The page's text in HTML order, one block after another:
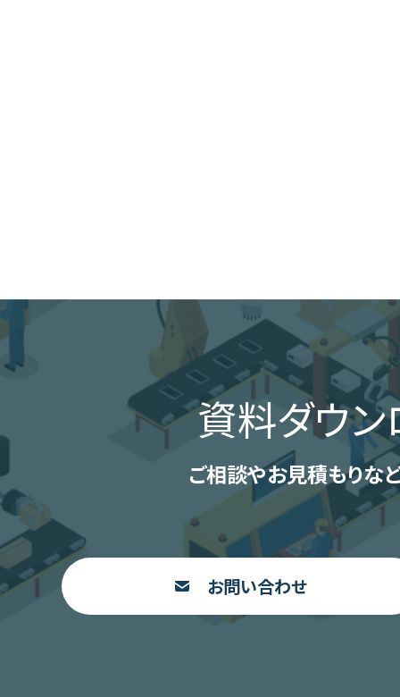
資料ダウン
ご相談やお見積もりなど
お問い合わせ